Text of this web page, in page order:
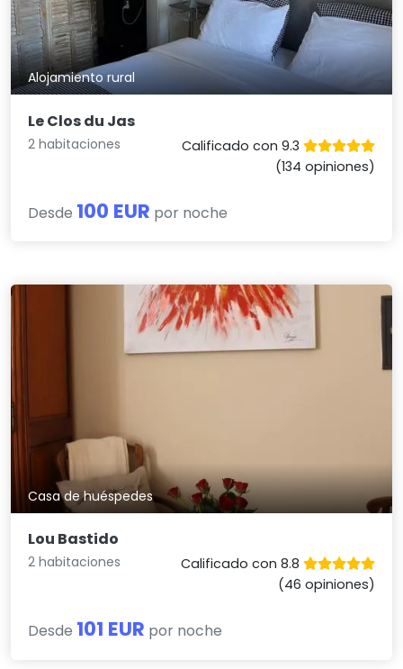
Alojamiento rural
Le Clos du Jas
2 habitaciones
Calificado con 9.3
(134 opiniones)
Desde 100 EUR por noche
Casa de huéspedes
Lou Bastido
2 habitaciones
Calificado con 8.8
(46 opiniones)
Desde 101 EUR por noche